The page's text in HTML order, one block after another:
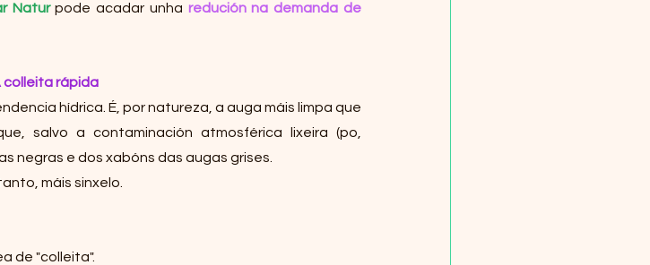
Natur pode acadar unha redución na demanda de
colleita rápida
hídrica. É, por natureza, a auga máis limpa que
salvo a contaminación atmosférica lixeira (po,
negras e dos xabóns das augas grises.
máis sinxelo.
de "colleita".